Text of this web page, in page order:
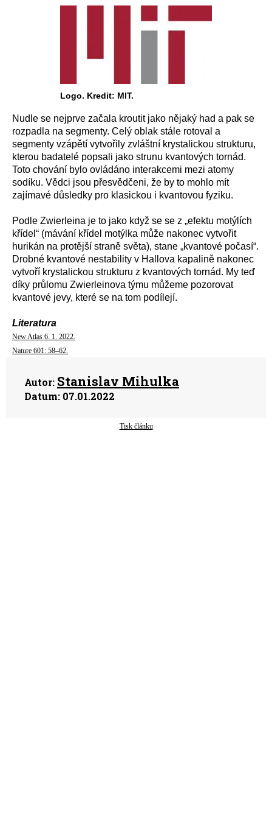
Logo. Kredit: MIT.
Nudle se nejprve začala kroutit jako nějaký had a pak se
rozpadla na segmenty. Celý oblak stále rotoval a
segmenty vzápětí vytvořily zvláštní krystalickou strukturu,
kterou badatelé popsali jako strunu kvantových tornád.
Toto chování bylo ovládáno interakcemi mezi atomy
sodíku. Vědci jsou přesvědčeni, že by to mohlo mít
zajímavé důsledky pro klasickou i kvantovou fyziku.
Podle Zwierleina je to jako když se se z „efektu motýlích
křídel“ (mávání křídel motýlka může nakonec vytvořit
hurikán na protější straně světa), stane „kvantové počasí“.
Drobné kvantové nestability v Hallova kapalině nakonec
vytvoří krystalickou strukturu z kvantových tornád. My teď
díky průlomu Zwierleinova týmu můžeme pozorovat
kvantové jevy, které se na tom podílejí.
Literatura
New Atlas 6. 1. 2022.
Nature 601: 58–62.
Autor: Stanislav Mihulka
Datum: 07.01.2022
Tisk článku